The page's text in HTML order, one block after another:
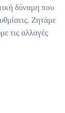
δύναμη που
Ζητάμε
τις αλλαγές